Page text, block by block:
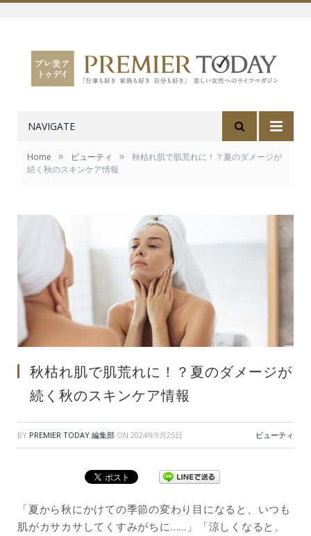
NAVIGATE
Home » ビューティ »
秋枯れ肌で肌荒れに！？夏のダメージが
続く秋のスキンケア情報
秋枯れ肌で肌荒れに！？夏のダメージが
続く秋のスキンケア情報
BY PREMIER TODAY 編集部 ON 2024年9月25日 ビューティ
「夏から秋にかけての季節の変わり目になると、いつも
肌がカサカサしてくすみがちに……」「涼しくなると、